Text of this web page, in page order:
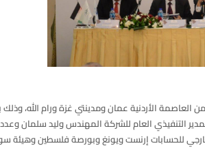
الأردنية عمان ومدينتي غزة ورام الله،
التنفيذي العام للشركة المهندس وليد سلمان
للحسابات إرنست ويونغ وبورصة فلسطين وهيئة